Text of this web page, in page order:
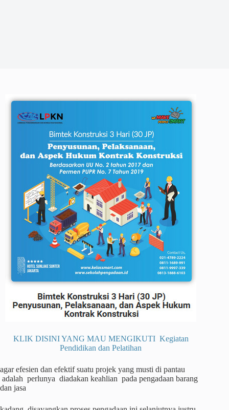
KLIK DISINI YANG MAU MENGIKUTI Kegiatan
Pendidikan dan Pelatihan
agar efesien dan efektif suatu projek yang musti di pantau
adalah perlunya diadakan keahlian pada pengadaan barang
dan jasa